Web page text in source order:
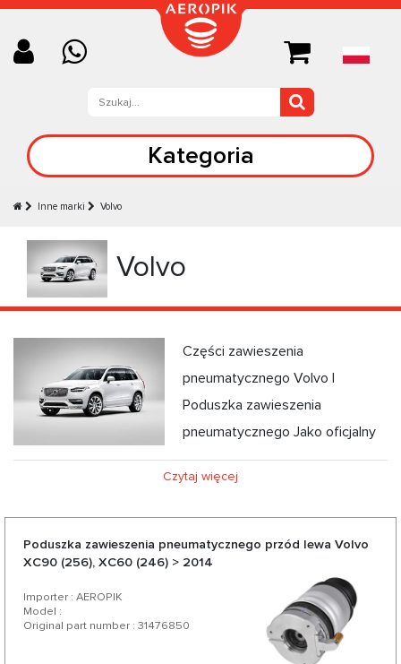
Kategoria
Inne marki Volvo
Volvo
Części zawieszenia
pneumatycznego Volvo |
Poduszka zawieszenia
pneumatycznego Jako oficjalny
dystrybutor części do zawieszenia pneumatycznego
oferujemy Poduszka zawieszenia pneumatycznego,
kompresor Zawieszenie pneumatyczne, amortyzatory do
Volvo w konkurencyjnych cenach oraz z możliwością
ekspresowej dostawy. Wybierając nas, wybierasz wysokiej
jakości części do swojego Volvo od zaufanych niemieckich i
amerykańskich producentów. Ciesz się doskonałym
stosunkiem jakości do ceny, szeroką gamą i różnorodnością
Czytaj więcej
Poduszka zawieszenia pneumatycznego przód lewa Volvo
XC90 (256), XC60 (246) > 2014
Importer : AEROPIK
Model :
Original part number : 31476850